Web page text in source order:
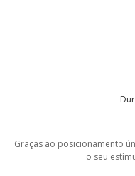
Graças ao posicionamento
o seu